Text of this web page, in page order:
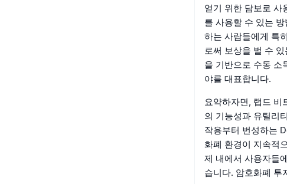
얻기 위한 담보로 사
를 사용할 수 있는
하는 사람들에게 특
로써 보상을 벌 수
을 기반으로 수동 소
야를 대표합니다.
요약하자면, 랩드 비
의 기능성과 유틸리
작용부터 번성하는
화폐 환경이 지속적
제 내에서 사용자들
습니다. 암호화폐 투